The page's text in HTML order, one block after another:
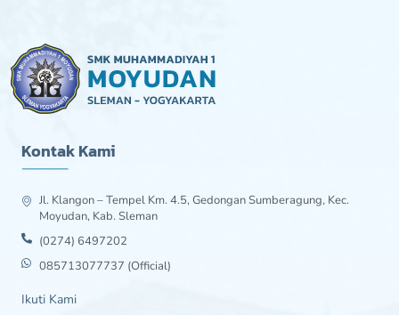
Kontak Kami
Jl. Klangon – Tempel Km. 4.5, Gedongan Sumberagung, Kec.
Moyudan, Kab. Sleman
(0274) 6497202
085713077737 (Official)
Ikuti Kami